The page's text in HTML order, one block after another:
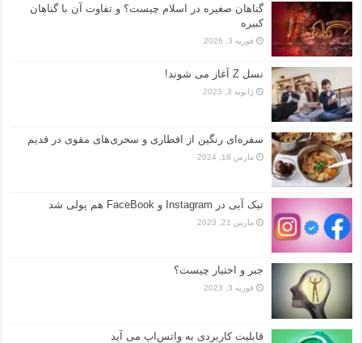
گناهان صغیره در اسلام چیست؟ و تفاوت آن با گناهان
کبیره
فوریه 3, 2026
نسل Z آغاز می شوند!
ژانویه 3, 2023
سفره‌ای رنگین از افطاری و سحری‌های مقوی در قدیم
مارس 18, 2024
تیک آبی در Instagram و FaceBook هم پولی شد
مارس 21, 2023
جبر و اختیار چیست؟
فوریه 3, 2023
قابلیت کاربردی به واتس‌اپ می آید